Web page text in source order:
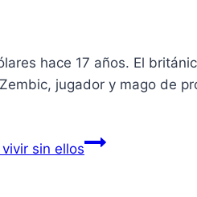
hace 17 años. El
jugador y mago de
sin ellos